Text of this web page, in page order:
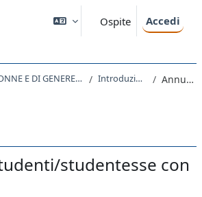
Ospite Accedi
206LE - STORIA DELLE DONNE E DI GENERE 2020 Introduzione Annunci
studentesse con